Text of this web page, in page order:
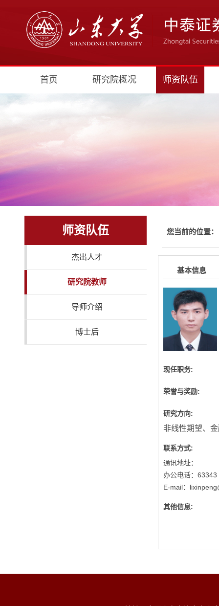
首页 研究院概况 师资队伍
师资队伍
杰出人才
研究院教师
导师介绍
博士后
您当前的位置：
基本信息
现任职务:
荣誉与奖励:
研究方向:
非线性期望、
联系方式:
通讯地址：
办公电话：63343
E-mail：
其他信息: